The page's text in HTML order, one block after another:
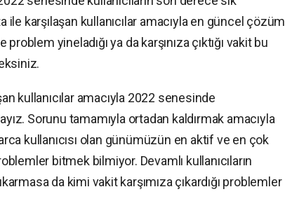
ile karşılaşan kullanıcılar amacıyla en güncel çözüm
yineladığı ya da karşınıza çıktığı vakit bu
kullanıcılar amacıyla 2022 senesinde
Sorunu tamamıyla ortadan kaldırmak amacıyla
kullanıcısı olan günümüzün en aktif ve en çok
bitmek bilmiyor. Devamlı kullanıcıların
da kimi vakit karşımıza çıkardığı problemler